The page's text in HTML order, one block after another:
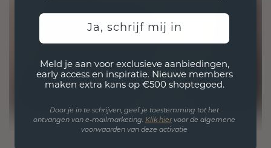
Ja, schrijf mij in
Meld je aan voor exclusieve aanbiedingen,
early access en inspiratie. Nieuwe members
maken extra kans op €500 shoptegoed.
Door je in te schrijven, geef je toestemming tot het
ontvangen van e-mailmarketing. Klik hiervoor de algemene
voorwaarden van deze activatie